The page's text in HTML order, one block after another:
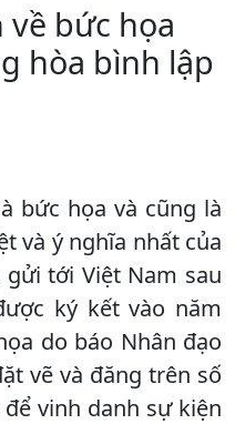
về bức họa
hòa bình lập
bức họa và cũng là
và ý nghĩa nhất của
gửi tới Việt Nam sau
ký kết vào năm
do báo Nhân đạo
vẽ và đăng trên số
vinh danh sự kiện